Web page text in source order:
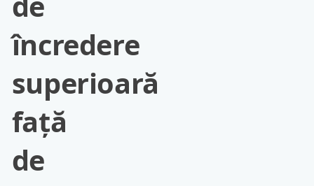
încredere
superioară
față
de